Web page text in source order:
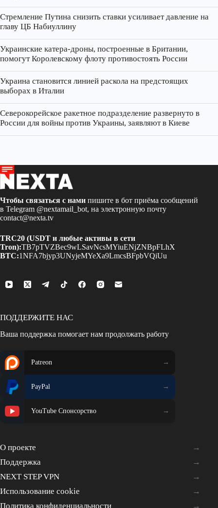
Стремление Путина снизить ставки усиливает давление на
главу ЦБ Набиуллину
Украинские катера‑дроны, построенные в Британии,
помогут Королевскому флоту противостоять России
Украина становится линией раскола на предстоящих
выборах в Италии
Северокорейское ракетное подразделение развернуто в
России для войны против Украины, заявляют в Киеве
Чтобы связаться с нами пишите в бот приёма сообщений
в Telegram @nextamail_bot, на электронную почту
contact@nexta.tv
TRC20 (USDT и любые активы в сети
Tron):TB7pTVZBec9wLSavNcsMYiuENjZNBpFLhX
BTC:1NFA7bjyp3UNyjeMYeXa9LmcsBFpbVQiUu
ПОДДЕРЖИТЕ НАС
Ваша поддержка помогает нам продолжать работу
Patreon
PayPal
YouTube Спонсорство
О проекте
Поддержка
NEXT STEP VPN
Использование cookie
Политика конфиденциальности